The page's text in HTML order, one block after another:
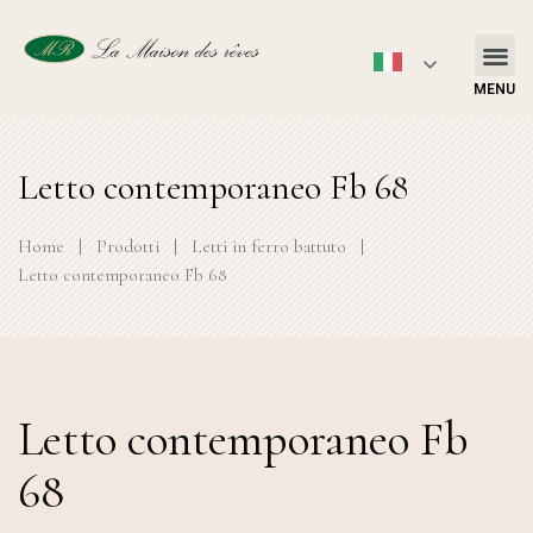
MENU
Letto contemporaneo Fb 68
Home | Prodotti | Letti in ferro battuto
|
Letto contemporaneo Fb 68
Letto contemporaneo Fb
68